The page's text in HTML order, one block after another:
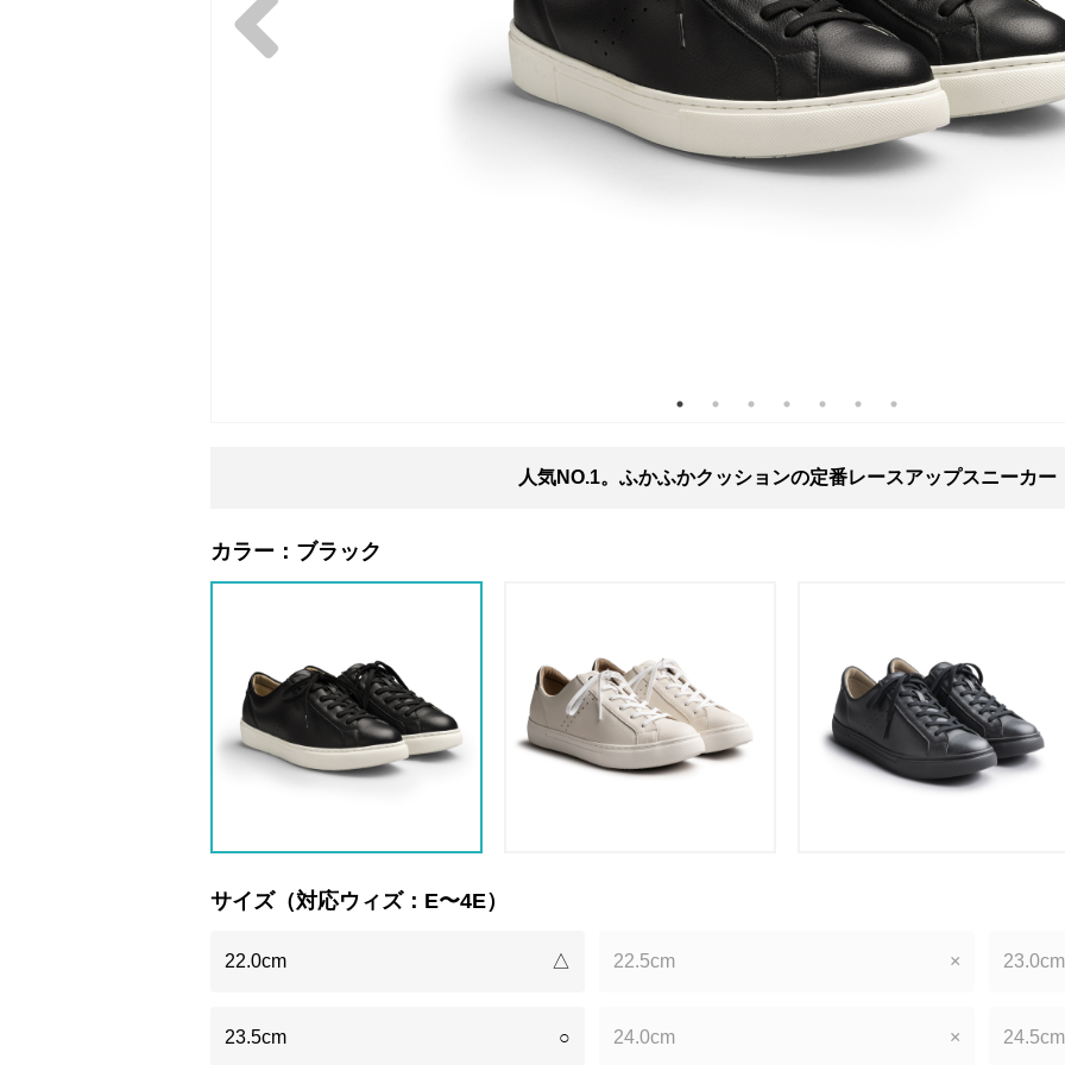
人気NO.1。ふかふかクッションの定番レースアップスニーカー
カラー： ブラック
サイズ（対応ウィズ：E〜4E）
22.0cm △ 22.5cm × 23.0cm
23.5cm ○ 24.0cm × 24.5cm